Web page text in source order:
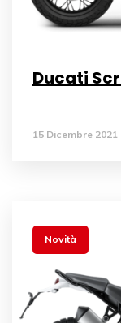
Ducati
15 Dicembre 2021
Novità